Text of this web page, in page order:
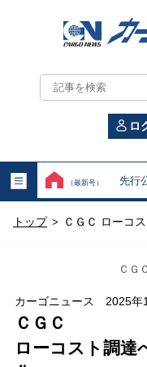
カ
ー
ニ
ュ
オ
ン
ロ
（最新号） 先行
トップ > ＣＧＣ ローコ
ＣＧ
カーゴニュース 2025
ＣＧＣ
ローコスト調達